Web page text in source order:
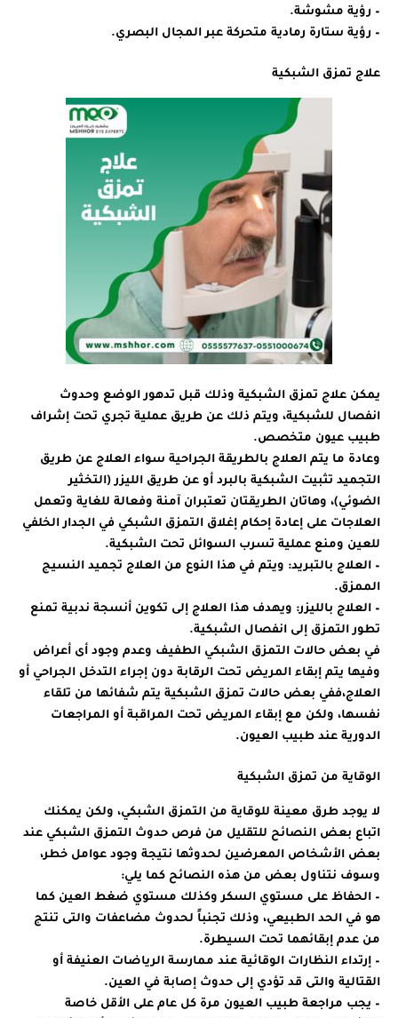
– رؤية مشوشة.
– رؤية ستارة رمادية متحركة عبر المجال البصري.
علاج تمزق الشبكية
يمكن علاج تمزق الشبكية وذلك قبل تدهور الوضع وحدوث
انفصال للشبكية، ويتم ذلك عن طريق عملية تجري تحت إشراف
طبيب عيون متخصص.
وعادة ما يتم العلاج بالطريقة الجراحية سواء العلاج عن طريق
التجميد تثبيت الشبكية بالبرد أو عن طريق الليزر (التخثير
الضوئي)، وهاتان الطريقتان تعتبران آمنة وفعالة للغاية وتعمل
العلاجات على إعادة إحكام إغلاق التمزق الشبكي في الجدار الخلفي
للعين ومنع عملية تسرب السوائل تحت الشبكية.
– العلاج بالتبريد: ويتم في هذا النوع من العلاج تجميد النسيج
الممزق.
– العلاج بالليزر: ويهدف هذا العلاج إلى تكوين أنسجة ندبية تمنع
تطور التمزق إلى انفصال الشبكية.
في بعض حالات التمزق الشبكي الطفيف وعدم وجود أى أعراض
وفيها يتم إبقاء المريض تحت الرقابة دون إجراء التدخل الجراحي أو
العلاج،ففي بعض حالات تمزق الشبكية يتم شفائها من تلقاء
نفسها، ولكن مع إبقاء المريض تحت المراقبة أو المراجعات
الدورية عند طبيب العيون.
الوقاية من تمزق الشبكية
لا يوجد طرق معينة للوقاية من التمزق الشبكي، ولكن يمكنك
اتباع بعض النصائح للتقليل من فرص حدوث التمزق الشبكي عند
بعض الأشخاص المعرضين لحدوثها نتيجة وجود عوامل خطر،
وسوف نتناول بعض من هذه النصائح كما يلي:
– الحفاظ على مستوي السكر وكذلك مستوي ضغط العين كما
هو في الحد الطبيعي، وذلك تجنباً لحدوث مضاعفات والتى تنتج
من عدم إبقائهما تحت السيطرة.
– إرتداء النظارات الوقائية عند ممارسة الرياضات العنيفة أو
القتالية والتى قد تؤدي إلى حدوث إصابة في العين.
– يجب مراجعة طبيب العيون مرة كل عام على الأقل خاصة